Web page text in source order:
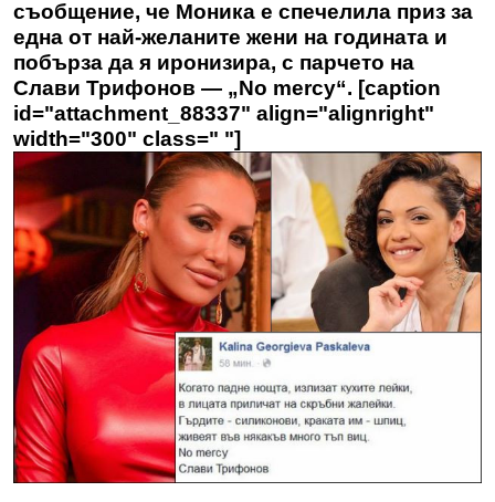
съобщение, че Моника е спечелила приз за
една от най-желаните жени на годината и
побърза да я иронизира, с парчето на
Слави Трифонов — „No mercy“. [caption
id="attachment_88337" align="alignright"
width="300" class=" "]